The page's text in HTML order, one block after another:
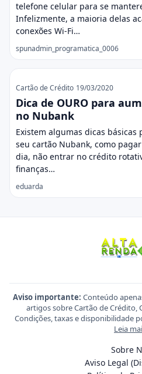
telefone celular para se
Infelizmente, a maioria delas
conexões Wi-Fi…
spunadmin_programatica_0006
Cartão de Crédito 19/03/2020
Dica de OURO para
no Nubank
Existem algumas dicas
seu cartão Nubank, como
dia, não entrar no crédito
finanças…
eduarda
Aviso importante: Conteúdo
artigos sobre Cartão de Crédito,
Condições, taxas e disponibilidade
Leia
Sobre
Aviso Legal